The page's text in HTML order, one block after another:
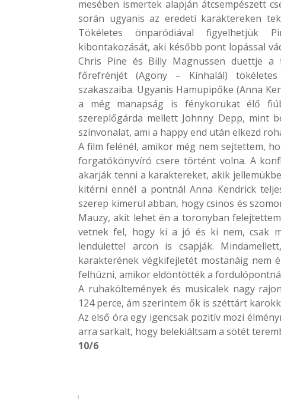
mesében ismertek alapján átcsempészett
során ugyanis az eredeti karaktereken
Tökéletes önparódiával figyelhetjük
kibontakozását, aki később pont lopással
Chris Pine és Billy Magnussen duettje a
főrefrénjét (Agony – Kínhalál)
szakaszaiba. Ugyanis Hamupipőke (Anna
a még manapság is fénykorukat élő
szereplőgárda mellett Johnny Depp, mint
színvonalat, ami a happy end után elkezd
A film felénél, amikor még nem sejtettem,
forgatókönyvíró csere történt volna. A
akarják tenni a karaktereket, akik
kitérni ennél a pontnál Anna Kendrick
szerep kimerül abban, hogy csinos és
Mauzy, akit lehet én a toronyban
vetnek fel, hogy ki a jó és ki nem, csak
lendülettel arcon is csapják.
karakterének végkifejletét mostanáig nem
felhúzni, amikor eldöntötték a
A ruhaköltemények és musicalek nagy
124 perce, ám szerintem ők is széttárt
Az első óra egy igencsak pozitív mozi
arra sarkalt, hogy belekiáltsam a sötét
10/6